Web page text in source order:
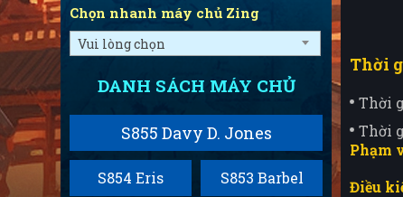
Chọn nhanh máy chủ Zing
Vui lòng chọn
DANH SÁCH MÁY CHỦ
S855 Davy D. Jones
S854 Eris S853 Barbel
Thời
Thời
Thời
Phạm
Điều